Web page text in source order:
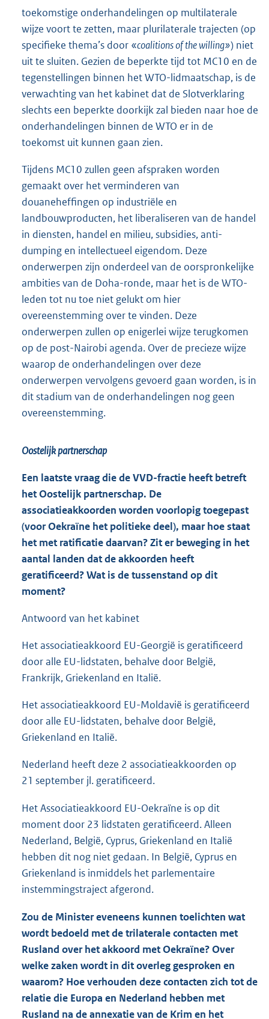
toekomstige onderhandelingen op multilaterale
wijze voort te zetten, maar plurilaterale trajecten (op
specifieke thema’s door «coalitions of the willing») niet
uit te sluiten. Gezien de beperkte tijd tot MC10 en de
tegenstellingen binnen het WTO-lidmaatschap, is de
verwachting van het kabinet dat de Slotverklaring
slechts een beperkte doorkijk zal bieden naar hoe de
onderhandelingen binnen de WTO er in de
toekomst uit kunnen gaan zien.
Tijdens MC10 zullen geen afspraken worden
gemaakt over het verminderen van
douaneheffingen op industriële en
landbouwproducten, het liberaliseren van de handel
in diensten, handel en milieu, subsidies, anti-
dumping en intellectueel eigendom. Deze
onderwerpen zijn onderdeel van de oorspronkelijke
ambities van de Doha-ronde, maar het is de WTO-
leden tot nu toe niet gelukt om hier
overeenstemming over te vinden. Deze
onderwerpen zullen op enigerlei wijze terugkomen
op de post-Nairobi agenda. Over de precieze wijze
waarop de onderhandelingen over deze
onderwerpen vervolgens gevoerd gaan worden, is in
dit stadium van de onderhandelingen nog geen
overeenstemming.
Oostelijk partnerschap
Een laatste vraag die de VVD-fractie heeft betreft
het Oostelijk partnerschap. De
associatieakkoorden worden voorlopig toegepast
(voor Oekraïne het politieke deel), maar hoe staat
het met ratificatie daarvan? Zit er beweging in het
aantal landen dat de akkoorden heeft
geratificeerd? Wat is de tussenstand op dit
moment?
Antwoord van het kabinet
Het associatieakkoord EU-Georgië is geratificeerd
door alle EU-lidstaten, behalve door België,
Frankrijk, Griekenland en Italië.
Het associatieakkoord EU-Moldavië is geratificeerd
door alle EU-lidstaten, behalve door België,
Griekenland en Italië.
Nederland heeft deze 2 associatieakkoorden op
21 september jl. geratificeerd.
Het Associatieakkoord EU-Oekraïne is op dit
moment door 23 lidstaten geratificeerd. Alleen
Nederland, België, Cyprus, Griekenland en Italië
hebben dit nog niet gedaan. In België, Cyprus en
Griekenland is inmiddels het parlementaire
instemmingstraject afgerond.
Zou de Minister eveneens kunnen toelichten wat
wordt bedoeld met de trilaterale contacten met
Rusland over het akkoord met Oekraïne? Over
welke zaken wordt in dit overleg gesproken en
waarom? Hoe verhouden deze contacten zich tot de
relatie die Europa en Nederland hebben met
Rusland na de annexatie van de Krim en het